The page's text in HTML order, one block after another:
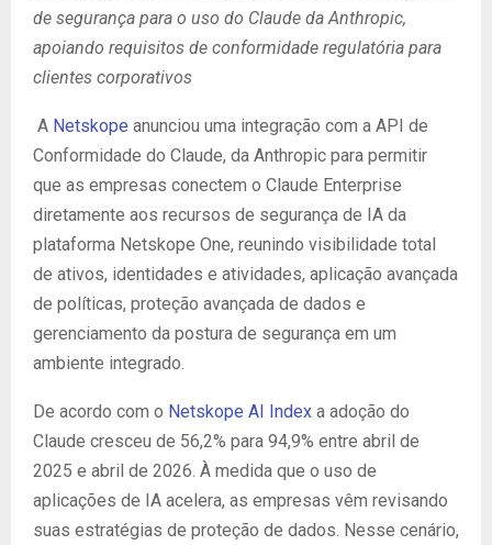
de segurança para o uso do Claude da Anthropic,
apoiando requisitos de conformidade regulatória para
clientes corporativos
A Netskope anunciou uma integração com a API de
Conformidade do Claude, da Anthropic para permitir
que as empresas conectem o Claude Enterprise
diretamente aos recursos de segurança de IA da
plataforma Netskope One, reunindo visibilidade total
de ativos, identidades e atividades, aplicação avançada
de políticas, proteção avançada de dados e
gerenciamento da postura de segurança em um
ambiente integrado.
De acordo com o Netskope AI Index a adoção do
Claude cresceu de 56,2% para 94,9% entre abril de
2025 e abril de 2026. À medida que o uso de
aplicações de IA acelera, as empresas vêm revisando
suas estratégias de proteção de dados. Nesse cenário,